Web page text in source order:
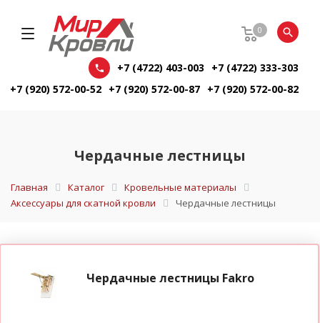
0
+7 (4722) 403-003
+7 (4722) 333-303
+7 (920) 572-00-52 +7 (920) 572-00-87 +7 (920) 572-00-82
Чердачные лестницы
Главная Каталог
Кровельные материалы
Аксессуары для скатной кровли
Чердачные лестницы
Чердачные лестницы Fakro